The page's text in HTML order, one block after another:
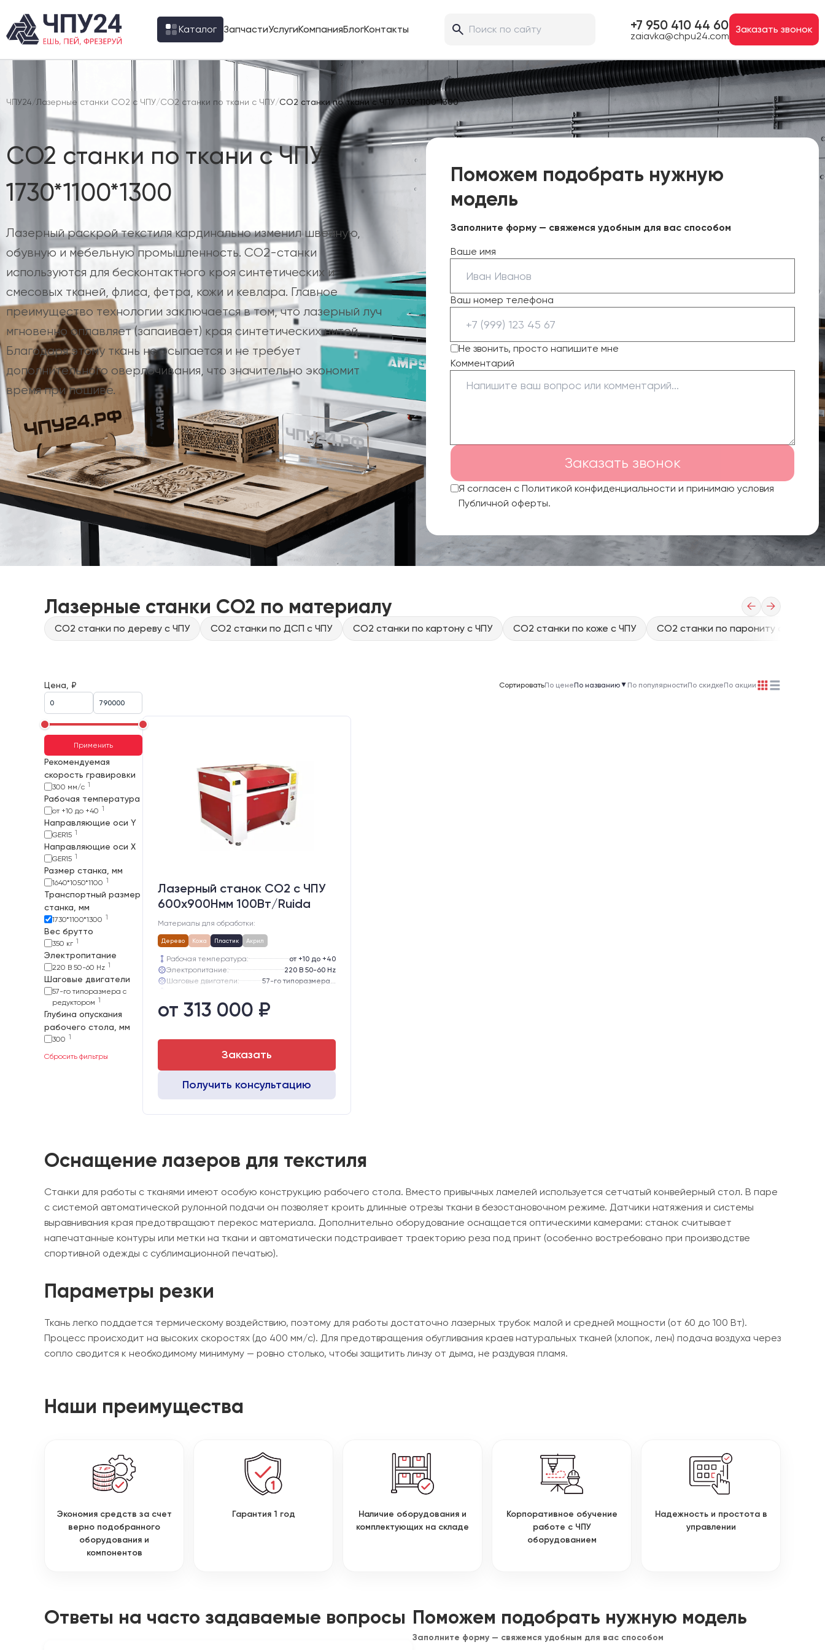
Каталог ЗапчастиУслугиКомпанияБлогКонтакты +7 950 410 44 60
zaiavka@chpu24.com
Заказать звонок
ЧПУ24/Лазерные станки CO2 с ЧПУ/CO2 станки по ткани с ЧПУ/CO2 станки по ткани с ЧПУ 1730*1100*1300
CO2 станки по ткани с ЧПУ
1730*1100*1300
Лазерный раскрой текстиля кардинально изменил швейную,
обувную и мебельную промышленность. CO2-станки
используются для бесконтактного кроя синтетических и
смесовых тканей, флиса, фетра, кожи и кевлара. Главное
преимущество технологии заключается в том, что лазерный луч
мгновенно оплавляет (запаивает) края синтетических нитей.
Благодаря этому ткань не осыпается и не требует
дополнительного оверлочивания, что значительно экономит
время при пошиве.
Поможем подобрать нужную
модель
Заполните форму — свяжемся удобным для вас способом
Ваше имя
Ваш номер телефона
Не звонить, просто напишите мне
Комментарий
Заказать звонок
Я согласен с Политикой конфиденциальности и принимаю условия
Публичной оферты.
Лазерные станки CO2 по материалу ← →
CO2 станки по дереву с ЧПУ CO2 станки по ДСП с ЧПУ CO2 станки по картону с ЧПУ CO2 станки по коже с ЧПУ CO2 станки по парониту с ЧПУ
Цена, ₽
Применить
Рекомендуемая
скорость гравировки
300 мм/с 1
Рабочая температура
от +10 до +40 1
Направляющие оси Y
GER15 1
Направляющие оси Х
GER15 1
Размер станка, мм
1640*1050*1100 1
Транспортный размер
станка, мм
1730*1100*1300 1
Вес брутто
350 кг 1
Электропитание
220 В 50-60 Hz 1
Шаговые двигатели
57-го типоразмера с
редуктором 1
Глубина опускания
рабочего стола, мм
300 1
Сбросить фильтры
СортироватьПо ценеПо названию▲ По популярностиПо скидкеПо акции
Лазерный станок CO2 c ЧПУ
600х900Hмм 100Вт/Ruida
Материалы для обработки:
Дерево Кожа Пластик Акрил
Рабочая температура:
от +10 до +40
Электропитание:
220 В 50-60 Hz
Шаговые двигатели:
Направляющие оси Y:
Направляющие оси Х:
от 313 000 ₽
Заказать
Получить консультацию
Оснащение лазеров для текстиля
Станки для работы с тканями имеют особую конструкцию рабочего стола. Вместо привычных ламелей используется сетчатый конвейерный стол. В паре
с системой автоматической рулонной подачи он позволяет кроить длинные отрезы ткани в безостановочном режиме. Датчики натяжения и системы
выравнивания края предотвращают перекос материала. Дополнительно оборудование оснащается оптическими камерами: станок считывает
напечатанные контуры или метки на ткани и автоматически подстраивает траекторию реза под принт (особенно востребовано при производстве
спортивной одежды с сублимационной печатью).
Параметры резки
Ткань легко поддается термическому воздействию, поэтому для работы достаточно лазерных трубок малой и средней мощности (от 60 до 100 Вт).
Процесс происходит на высоких скоростях (до 400 мм/с). Для предотвращения обугливания краев натуральных тканей (хлопок, лен) подача воздуха через
сопло сводится к необходимому минимуму — ровно столько, чтобы защитить линзу от дыма, не раздувая пламя.
Наши преимущества
Экономия средств за счет
верно подобранного
оборудования и
компонентов
Гарантия 1 год
Наличие оборудования и
комплектующих на складе
Корпоративное обучение
работе с ЧПУ
оборудованием
Надежность и простота в
управлении
Ответы на часто задаваемые вопросы Поможем подобрать нужную модель
Заполните форму — свяжемся удобным для вас способом